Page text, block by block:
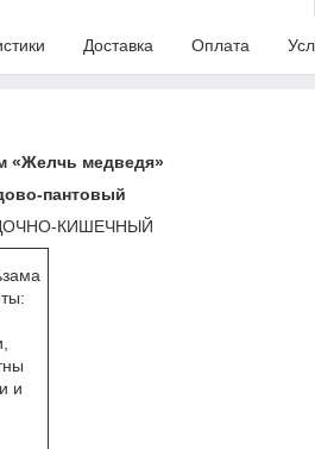
Доставка Оплата
«Желчь медведя»
пантовый
КИШЕЧНЫЙ
и